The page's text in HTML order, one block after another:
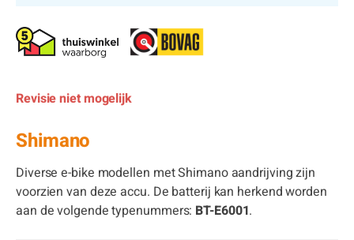
Revisie niet mogelijk
Shimano
Diverse e-bike modellen met Shimano aandrijving zijn
voorzien van deze accu. De batterij kan herkend worden
aan de volgende typenummers: BT-E6001.